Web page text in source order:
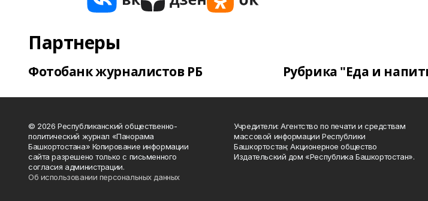
Партнеры
Фотобанк журналистов РБ Рубрика "Еда и
© 2026 Республиканский общественно-
политический журнал «Панорама
Башкортостана» Копирование информации
сайта разрешено только с письменного
согласия администрации.
Об использовании персональных данных
Учредители: Агентство по печати и средствам
массовой информации Республики
Башкортостан; Акционерное общество
Издательский дом «Республика Башкортостан».